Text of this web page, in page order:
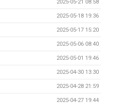
2025-05-21 08:58
2025-05-18 19:36
2025-05-17 15:20
2025-05-06 08:40
2025-05-01 19:46
2025-04-30 13:30
2025-04-28 21:59
2025-04-27 19:44